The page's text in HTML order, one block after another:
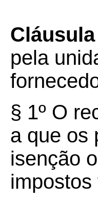
pela
§ 1º O
a que os
isenção
impostos